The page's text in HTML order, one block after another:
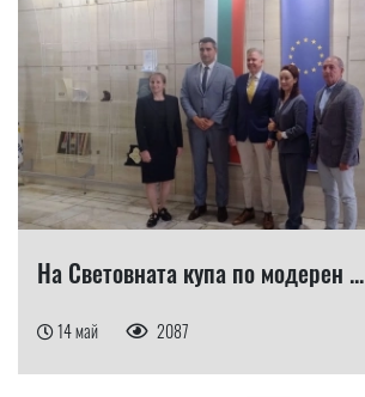
На Световната купа по модерен ...
14 май 2087